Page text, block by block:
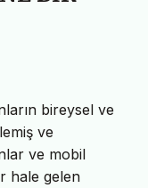
bireysel ve
ve
ve mobil
hale gelen